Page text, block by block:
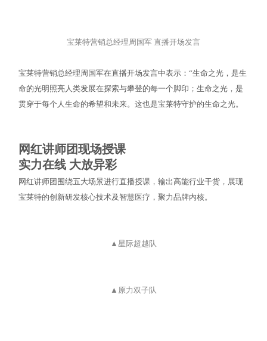
宝莱特营销总经理周国军 直播开场发言
宝莱特营销总经理周国军在直播开场发言中表示：“生命之光，是生
命的光明照亮人类发展在探索与攀登的每一个脚印；生命之光，是
贯穿于每个人生命的希望和未来。这也是宝莱特守护的生命之光。
网红讲师团现场授课
实力在线 大放异彩
网红讲师团围绕五大场景进行直播授课，输出高能行业干货，展现
宝莱特的创新研发核心技术及智慧医疗，聚力品牌内核。
▲星际超越队
▲原力双子队